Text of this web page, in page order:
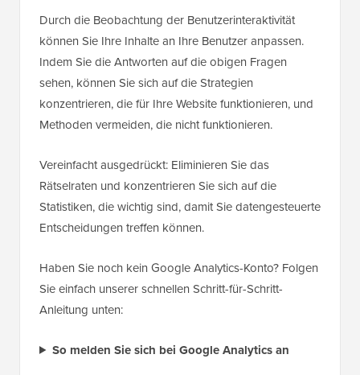
Durch die Beobachtung der Benutzerinteraktivität
können Sie Ihre Inhalte an Ihre Benutzer anpassen.
Indem Sie die Antworten auf die obigen Fragen
sehen, können Sie sich auf die Strategien
konzentrieren, die für Ihre Website funktionieren, und
Methoden vermeiden, die nicht funktionieren.
Vereinfacht ausgedrückt: Eliminieren Sie das
Rätselraten und konzentrieren Sie sich auf die
Statistiken, die wichtig sind, damit Sie datengesteuerte
Entscheidungen treffen können.
Haben Sie noch kein Google Analytics-Konto? Folgen
Sie einfach unserer schnellen Schritt-für-Schritt-
Anleitung unten:
So melden Sie sich bei Google Analytics an